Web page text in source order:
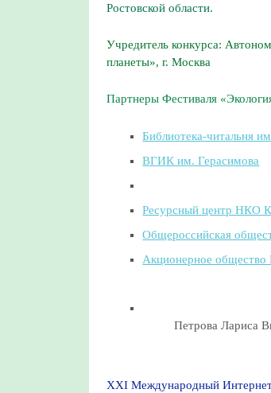
Ростовской области.
Учредитель конкурса:
планеты», г. Москва
Партнеры Фестиваля
Библиотека-читальня
ВГИК им. Герасимова
Ресурсный центр НКО
Общероссийская
Акционерное
Петрова Лариса
ХХI Международный Интернет-